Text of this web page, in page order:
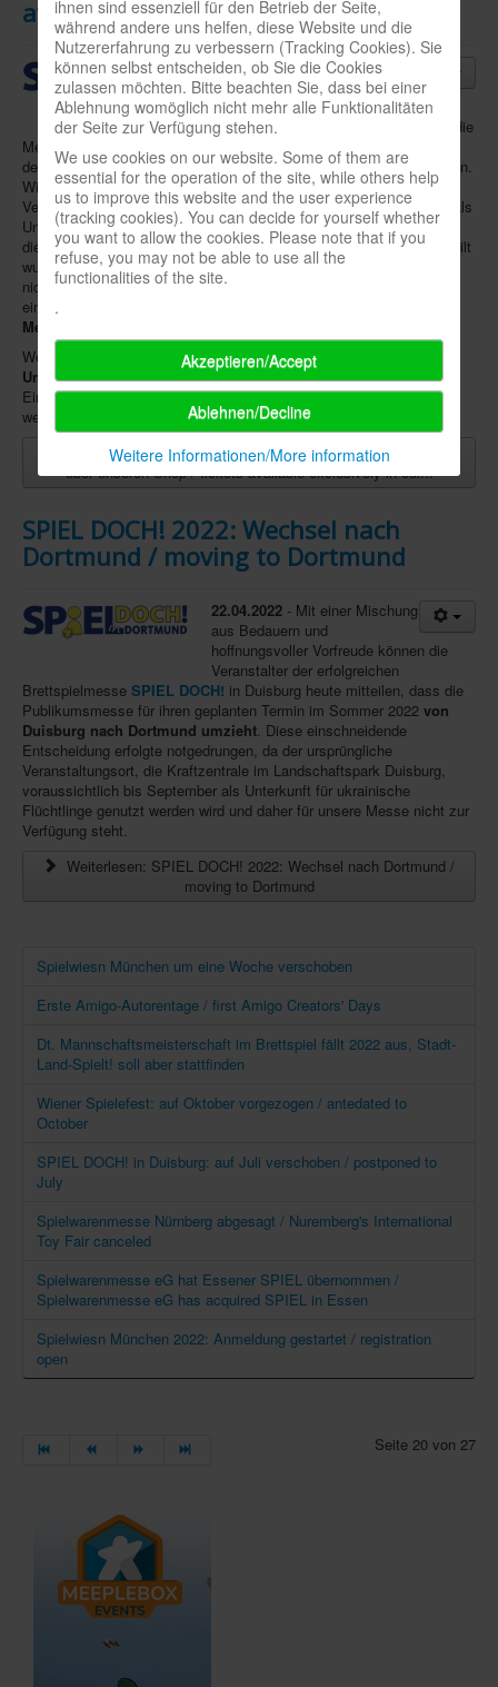
available exclusively in our shop
02.05.2022- Kürzlich hatten wir
bekannt gegeben, dass unsere
MesseSPIEL DOCH! von Duisburg
nach Dortmund umgezogen
ist. Da die
Messe bereits
vom 1. bis 3. Juli
stattfinden wird, ist die Änderung
des Veranstaltungsorts bedauerlicherweise etwas kurzfristig gewesen.
Wir hatten aber leider keine andere Wahl, da der ursprüngliche
Veranstaltungsort nun dauerhaft über unseren Messetermin hinaus als
Unterkunft für ukrainische Flüchtlinge genutzt werden soll und uns
dies erst vor kurzem vom Landschaftspark Duisburg offiziell mitgeteilt
wurde. Eine Information durch die Stadt Duisburg erfolgte bis heute
nicht. Jetzt arbeiten wir auf Hochtouren, um trotz der knappen Zeit
eine erstklassige SPIEL DOCH! in Dortmund auf dem Gelände der
Messe Dortmund
Wegen des Umzugs gab es außerdem noch eine notwendige
Umstellung beim Ticketverkauf. Statt über Eventim können
Eintrittskarten ab sofortnur noch über unseren Shopbestellt
werden.
Weiterlesen: SPIEL DOCH! in Dortmund: Tickets exklusiv
über unseren Shop / tickets available exclusively in our...
SPIEL DOCH! 2022: Wechsel nach
Dortmund / moving to Dortmund
22.04.2022 - Mit einer Mischung
aus Bedauern und
hoffnungsvoller Vorfreude können die
Veranstalter der erfolgreichen
Brettspielmesse SPIEL DOCH! in Duisburg heute mitteilen, dass die
Publikumsmesse für ihren geplanten Termin im Sommer 2022 von
Duisburg nach Dortmund umzieht. Diese einschneidende
Entscheidung erfolgte notgedrungen, da der ursprüngliche
Veranstaltungsort, die Kraftzentrale im Landschaftspark Duisburg,
voraussichtlich bis September als Unterkunft für ukrainische
Flüchtlinge genutzt werden wird und daher für unsere Messe nicht zur
Verfügung steht.
Weiterlesen: SPIEL DOCH! 2022: Wechsel nach Dortmund /
moving to Dortmund
Spielwiesn München um eine Woche verschoben
Erste Amigo-Autorentage / first Amigo Creators' Days
Dt. Mannschaftsmeisterschaft im Brettspiel fällt 2022 aus, Stadt-
Land-Spielt! soll aber stattfinden
Wiener Spielefest: auf Oktober vorgezogen / antedated to
October
SPIEL DOCH! in Duisburg: auf Juli verschoben / postponed to
July
Spielwarenmesse Nürnberg abgesagt / Nuremberg's International
Toy Fair canceled
Spielwarenmesse eG hat Essener SPIEL übernommen /
Spielwarenmesse eG has acquired SPIEL in Essen
Spielwiesn München 2022: Anmeldung gestartet / registration
open
Seite 20 von 27
ihnen sind essenziell für den Betrieb der Seite,
während andere uns helfen, diese Website und die
Nutzererfahrung zu verbessern (Tracking Cookies). Sie
können selbst entscheiden, ob Sie die Cookies
zulassen möchten. Bitte beachten Sie, dass bei einer
Ablehnung womöglich nicht mehr alle Funktionalitäten
der Seite zur Verfügung stehen.
We use cookies on our website. Some of them are
essential for the operation of the site, while others help
us to improve this website and the user experience
(tracking cookies). You can decide for yourself whether
you want to allow the cookies. Please note that if you
refuse, you may not be able to use all the
functionalities of the site.
.
Akzeptieren/Accept
Ablehnen/Decline
Weitere Informationen/More information